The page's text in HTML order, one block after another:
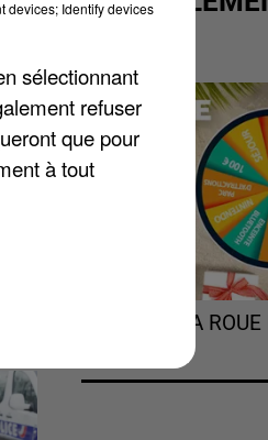
TOURNEZ LA
devices; Identify devices
sélectionnant
refuser
que pour
à tout